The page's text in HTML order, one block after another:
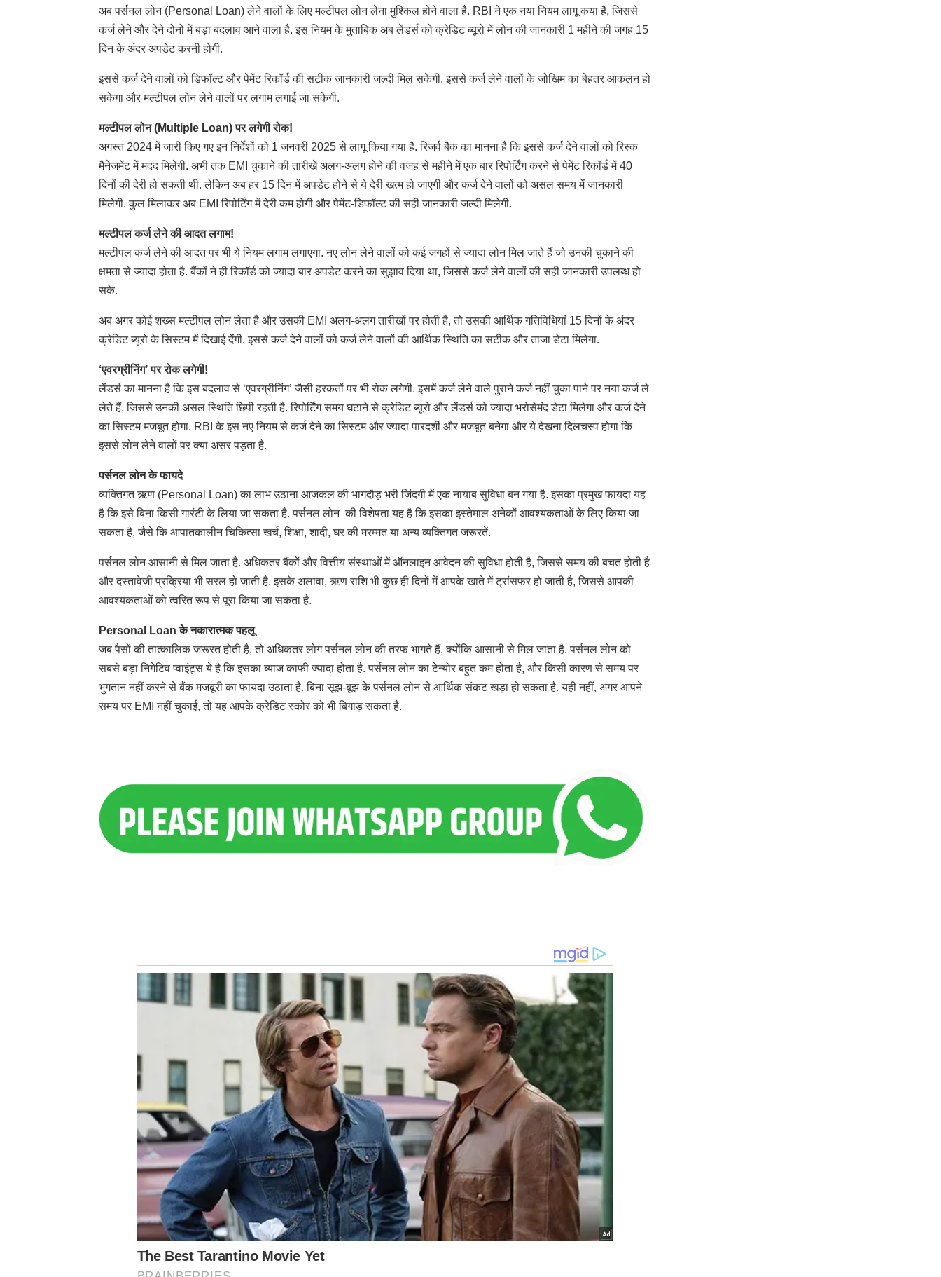
अब पर्सनल लोन (Personal Loan) लेने वालों के लिए मल्टीपल लोन लेना मुश्किल होने वाला है. RBI ने एक नया नियम लागू कया है, जिससे
कर्ज लेने और देने दोनों में बड़ा बदलाव आने वाला है. इस नियम के मुताबिक अब लेंडर्स को क्रेडिट ब्यूरो में लोन की जानकारी 1 महीने की जगह 15
दिन के अंदर अपडेट करनी होगी.
इससे कर्ज देने वालों को डिफॉल्ट और पेमेंट रिकॉर्ड की सटीक जानकारी जल्दी मिल सकेगी. इससे कर्ज लेने वालों के जोखिम का बेहतर आकलन हो
सकेगा और मल्टीपल लोन लेने वालों पर लगाम लगाई जा सकेगी.
मल्टीपल लोन (Multiple Loan) पर लगेगी रोक!
अगस्त 2024 में जारी किए गए इन निर्देशों को 1 जनवरी 2025 से लागू किया गया है. रिजर्व बैंक का मानना है कि इससे कर्ज देने वालों को रिस्क
मैनेजमेंट में मदद मिलेगी. अभी तक EMI चुकाने की तारीखें अलग-अलग होने की वजह से महीने में एक बार रिपोर्टिंग करने से पेमेंट रिकॉर्ड में 40
दिनों की देरी हो सकती थी. लेकिन अब हर 15 दिन में अपडेट होने से ये देरी खत्म हो जाएगी और कर्ज देने वालों को असल समय में जानकारी
मिलेगी. कुल मिलाकर अब EMI रिपोर्टिंग में देरी कम होगी और पेमेंट-डिफॉल्ट की सही जानकारी जल्दी मिलेगी.
मल्टीपल कर्ज लेने की आदत लगाम!
मल्टीपल कर्ज लेने की आदत पर भी ये नियम लगाम लगाएगा. नए लोन लेने वालों को कई जगहों से ज्यादा लोन मिल जाते हैं जो उनकी चुकाने की
क्षमता से ज्यादा होता है. बैंकों ने ही रिकॉर्ड को ज्यादा बार अपडेट करने का सुझाव दिया था, जिससे कर्ज लेने वालों की सही जानकारी उपलब्ध हो
सके.
अब अगर कोई शख्स मल्टीपल लोन लेता है और उसकी EMI अलग-अलग तारीखों पर होती है, तो उसकी आर्थिक गतिविधियां 15 दिनों के अंदर
क्रेडिट ब्यूरो के सिस्टम में दिखाई देंगी. इससे कर्ज देने वालों को कर्ज लेने वालों की आर्थिक स्थिति का सटीक और ताजा डेटा मिलेगा.
‘एवरग्रीनिंग’ पर रोक लगेगी!
लेंडर्स का मानना है कि इस बदलाव से ‘एवरग्रीनिंग’ जैसी हरकतों पर भी रोक लगेगी. इसमें कर्ज लेने वाले पुराने कर्ज नहीं चुका पाने पर नया कर्ज ले
लेते हैं, जिससे उनकी असल स्थिति छिपी रहती है. रिपोर्टिंग समय घटाने से क्रेडिट ब्यूरो और लेंडर्स को ज्यादा भरोसेमंद डेटा मिलेगा और कर्ज देने
का सिस्टम मजबूत होगा. RBI के इस नए नियम से कर्ज देने का सिस्टम और ज्यादा पारदर्शी और मजबूत बनेगा और ये देखना दिलचस्प होगा कि
इससे लोन लेने वालों पर क्या असर पड़ता है.
पर्सनल लोन के फायदे
व्यक्तिगत ऋण (Personal Loan) का लाभ उठाना आजकल की भागदौड़ भरी जिंदगी में एक नायाब सुविधा बन गया है. इसका प्रमुख फायदा यह
है कि इसे बिना किसी गारंटी के लिया जा सकता है. पर्सनल लोन की विशेषता यह है कि इसका इस्तेमाल अनेकों आवश्यकताओं के लिए किया जा
सकता है, जैसे कि आपातकालीन चिकित्सा खर्च, शिक्षा, शादी, घर की मरम्मत या अन्य व्यक्तिगत जरूरतें.
पर्सनल लोन आसानी से मिल जाता है. अधिकतर बैंकों और वित्तीय संस्थाओं में ऑनलाइन आवेदन की सुविधा होती है, जिससे समय की बचत होती है
और दस्तावेजी प्रक्रिया भी सरल हो जाती है. इसके अलावा, ऋण राशि भी कुछ ही दिनों में आपके खाते में ट्रांसफर हो जाती है, जिससे आपकी
आवश्यकताओं को त्वरित रूप से पूरा किया जा सकता है.
Personal Loan के नकारात्मक पहलू
जब पैसों की तात्कालिक जरूरत होती है, तो अधिकतर लोग पर्सनल लोन की तरफ भागते हैं, क्योंकि आसानी से मिल जाता है. पर्सनल लोन को
सबसे बड़ा निगेटिव प्वाइंट्स ये है कि इसका ब्याज काफी ज्यादा होता है. पर्सनल लोन का टेन्योर बहुत कम होता है, और किसी कारण से समय पर
भुगतान नहीं करने से बैंक मजबूरी का फायदा उठाता है. बिना सूझ-बूझ के पर्सनल लोन से आर्थिक संकट खड़ा हो सकता है. यही नहीं, अगर आपने
समय पर EMI नहीं चुकाई, तो यह आपके क्रेडिट स्कोर को भी बिगाड़ सकता है.